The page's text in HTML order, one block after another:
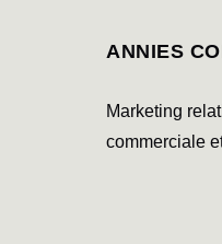
ANNIES
Marketing
commerciale